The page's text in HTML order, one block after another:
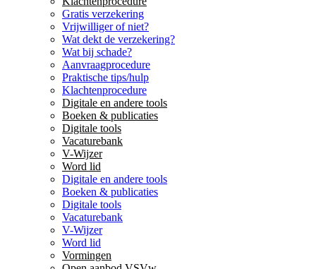
Gratis verzekering
Vrijwilliger of niet?
Wat dekt de verzekering?
Wat bij schade?
Aanvraagprocedure
Praktische tips/hulp
Klachtenprocedure
Digitale en andere tools
Boeken & publicaties
Digitale tools
Vacaturebank
V-Wijzer
Word lid
Digitale en andere tools
Boeken & publicaties
Digitale tools
Vacaturebank
V-Wijzer
Word lid
Vormingen